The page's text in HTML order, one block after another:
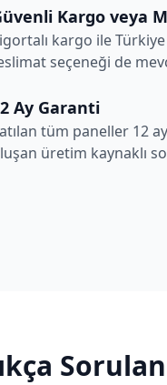
Kargo veya
kargo ile
seçeneği de
Ay Garanti
tüm paneller 12
üretim kaynaklı